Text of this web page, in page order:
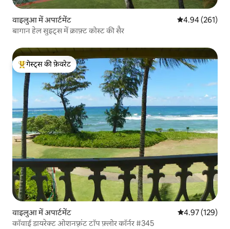
वाइलुआ में अपार्टमेंट औसत रेटिंग 5 में से
4.94 (261)
बागान हेल सुइट्स में क्राफ़्ट कोस्ट की सैर
गेस्ट्स का टॉप फ़ेवरेट
गेस्ट्स की फ़ेवरेट
वाइलुआ में अपार्टमेंट औसत रेटिंग 5 में से
4.97 (129)
कॉवाई डायरेक्ट ओशनफ़्रंट टॉप फ़्लोर कॉर्नर #345